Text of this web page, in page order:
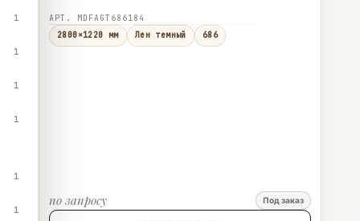
1
1
1
1
1
1
АРТ. MDFAGT686184
2800×1220 мм
Лен темный 686
по запросу Под заказ